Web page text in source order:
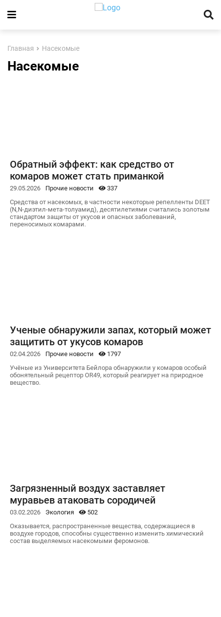
Главная Насекомые
Насекомые
Обратный эффект: как средство от
комаров может стать приманкой
29.05.2026 Прочие новости
337
Средства от насекомых, в частности некоторые репелленты DEET
(N,N-диэтил-мета-толуамид), десятилетиями считались золотым
стандартом защиты от укусов и опасных заболеваний,
переносимых комарами.
Ученые обнаружили запах, который может
защитить от укусов комаров
02.04.2026 Прочие новости
1797
Учёные из Университета Бейлора обнаружили у комаров особый
обонятельный рецептор OR49, который реагирует на природное
вещество.
Загрязненный воздух заставляет
муравьев атаковать сородичей
03.02.2026 Экология
502
Оказывается, распространенные вещества, содержащиеся в
воздухе городов, способны существенно изменить химический
состав выделяемых насекомыми феромонов.